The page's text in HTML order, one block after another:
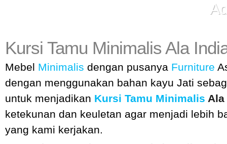
Kursi Tamu Minimalis Ala
Mebel Minimalis dengan pusanya Furniture
dengan menggunakan bahan kayu Jati
untuk menjadikan Kursi Tamu Minimalis
ketekunan dan keuletan agar menjadi lebih
yang kami kerjakan.